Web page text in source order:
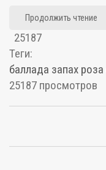
Продолжить чтение
25187
Теги:
баллада запах роза
25187 просмотров